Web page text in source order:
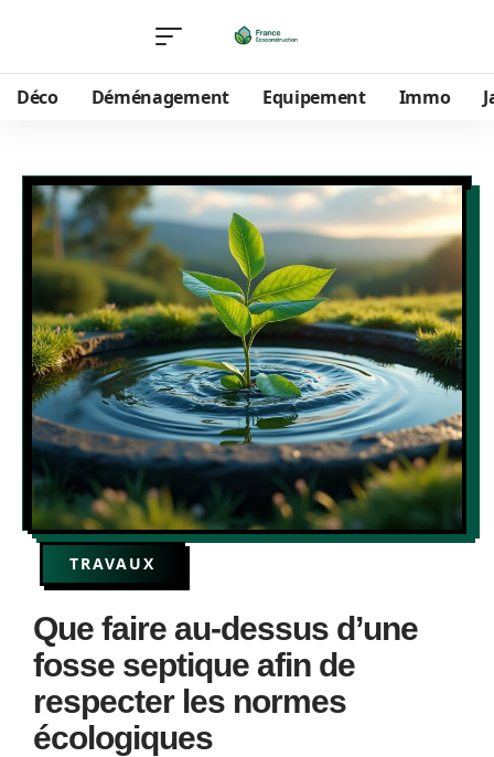
Déco Déménagement Equipement Immo
TRAVAUX
Que faire au-dessus d’une
fosse septique afin de
respecter les normes
écologiques